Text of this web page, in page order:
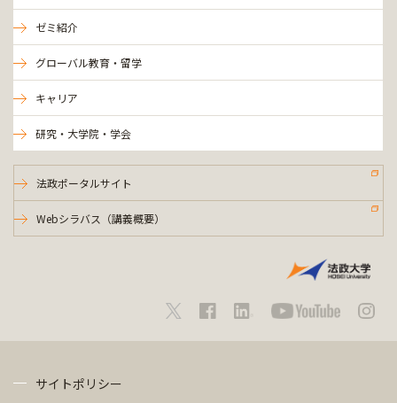
ゼミ紹介
グローバル教育・留学
キャリア
研究・大学院・学会
法政ポータルサイト
Webシラバス（講義概要）
サイトポリシー